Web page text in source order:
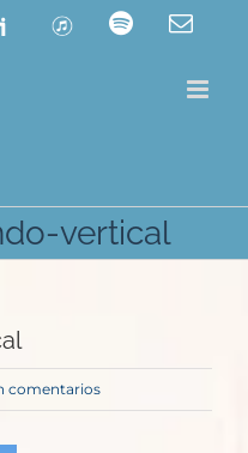
ITunes Spotify
vertical
comentarios